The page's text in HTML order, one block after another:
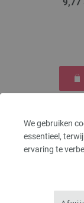
We gebruiken
essentieel,
ervaring te